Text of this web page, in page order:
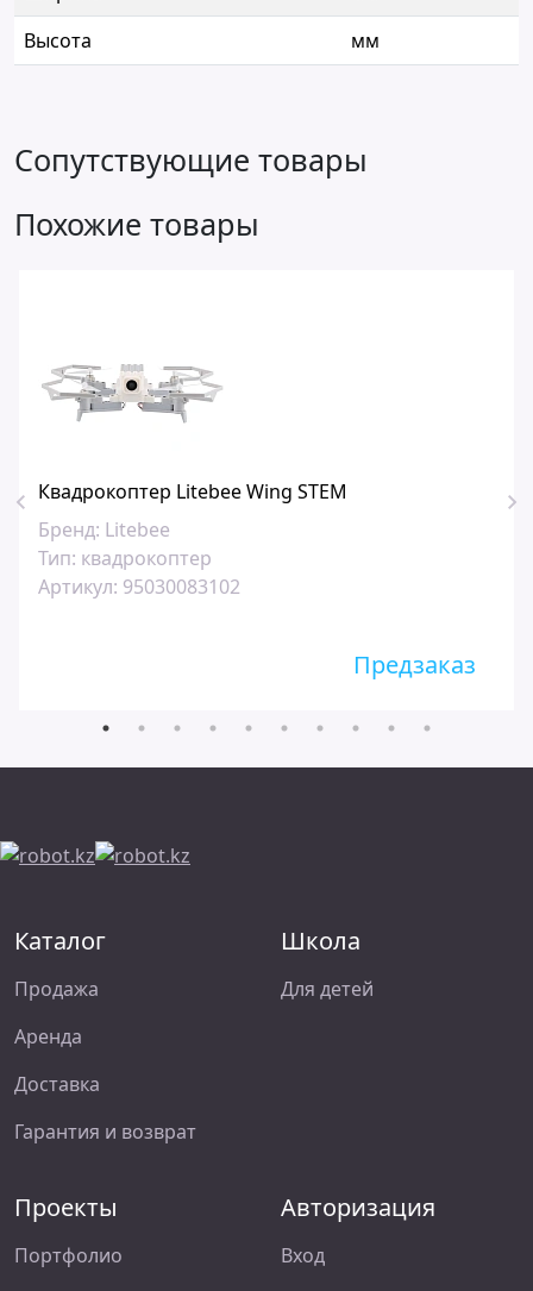
Высота
мм
Сопутствующие товары
Похожие товары
Квадрокоптер Litebee Wing STEM
Бренд: Litebee
Тип: квадрокоптер
Артикул: 95030083102
Предзаказ
Каталог
Продажа
Аренда
Доставка
Гарантия и возврат
Школа
Для детей
Проекты
Портфолио
Авторизация
Вход